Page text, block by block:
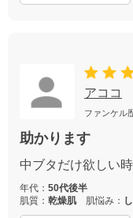
アココ
ファンケル
助かります
中ブタだけ欲しい
年代： 50代後半
肌質： 乾燥肌 肌悩み：